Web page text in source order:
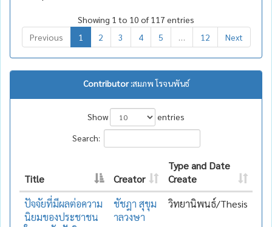
Showing 1 to 10 of 117 entries
Previous
1 2 3 4 5 12 Next
Contributor :สมภพ โรจนพันธ์
Show
entries
Search:
Title Creator
Type and Date
Create
ปัจจัยที่มีผลต่อความ
นิยมของประชาชน
ชัชฎา สุขุม
าลวงษา
วิทยานิพนธ์/Thesis